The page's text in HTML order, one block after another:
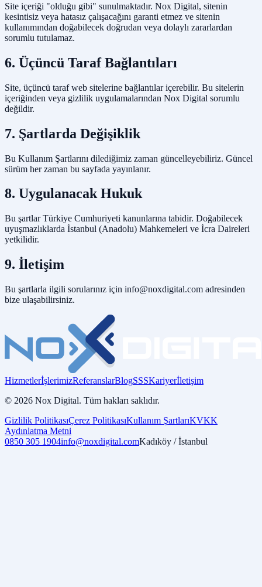
Site içeriği "olduğu gibi" sunulmaktadır. Nox Digital, sitenin
kesintisiz veya hatasız çalışacağını garanti etmez ve sitenin
kullanımından doğabilecek doğrudan veya dolaylı zararlardan
sorumlu tutulamaz.
6. Üçüncü Taraf Bağlantıları
Site, üçüncü taraf web sitelerine bağlantılar içerebilir. Bu sitelerin
içeriğinden veya gizlilik uygulamalarından Nox Digital sorumlu
değildir.
7. Şartlarda Değişiklik
Bu Kullanım Şartlarını dilediğimiz zaman güncelleyebiliriz. Güncel
sürüm her zaman bu sayfada yayınlanır.
8. Uygulanacak Hukuk
Bu şartlar Türkiye Cumhuriyeti kanunlarına tabidir. Doğabilecek
uyuşmazlıklarda İstanbul (Anadolu) Mahkemeleri ve İcra Daireleri
yetkilidir.
9. İletişim
Bu şartlarla ilgili sorularınız için info@noxdigital.com adresinden
bize ulaşabilirsiniz.
HizmetlerİşlerimizReferanslarBlogSSSKariyerİletişim
© 2026 Nox Digital. Tüm hakları saklıdır.
Gizlilik PolitikasıÇerez PolitikasıKullanım ŞartlarıKVKK
Aydınlatma Metni
0850 305 1904info@noxdigital.comKadıköy / İstanbul